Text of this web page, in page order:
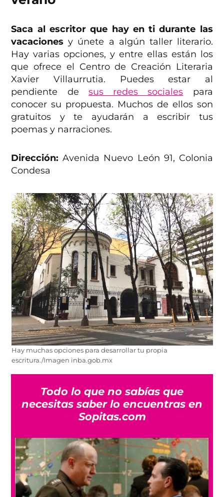
Saca al escritor que hay en ti durante las
vacaciones y únete a algún taller literario.
Hay varias opciones, y entre ellas están los
que ofrece el Centro de Creación Literaria
Xavier Villaurrutia. Puedes estar al
pendiente de sus redes sociales para
conocer su propuesta. Muchos de ellos son
gratuitos y te ayudarán a escribir tus
poemas y narraciones.
Dirección:Avenida Nuevo León 91, Colonia
Condesa
Hay muchas opciones para desarrollar tu propia
escritura./Imagen inba.gob.mx
Todo lo que no sabías que
necesitas saber lo encuentras en
Sopitas.com